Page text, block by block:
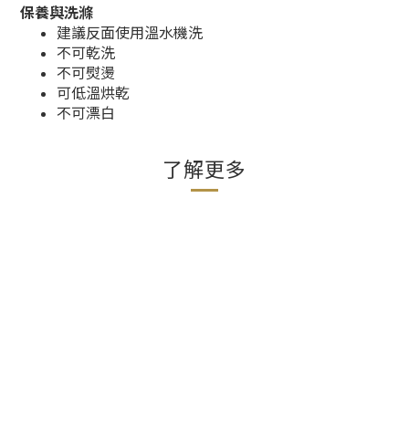
保養與洗滌
建議反面使用溫水機洗
不可乾洗
不可熨燙
可低溫烘乾
不可漂白
了解更多